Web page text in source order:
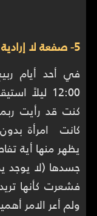
5- صفعة لا إرادية
12:00
كنت قد رأيت
كانت امرأة
يظهر منها أية
جسدها (لا يوجد
فشعرت كأنها
ولم أعر الامر